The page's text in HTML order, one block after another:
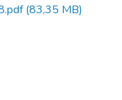
(83,35 MB)